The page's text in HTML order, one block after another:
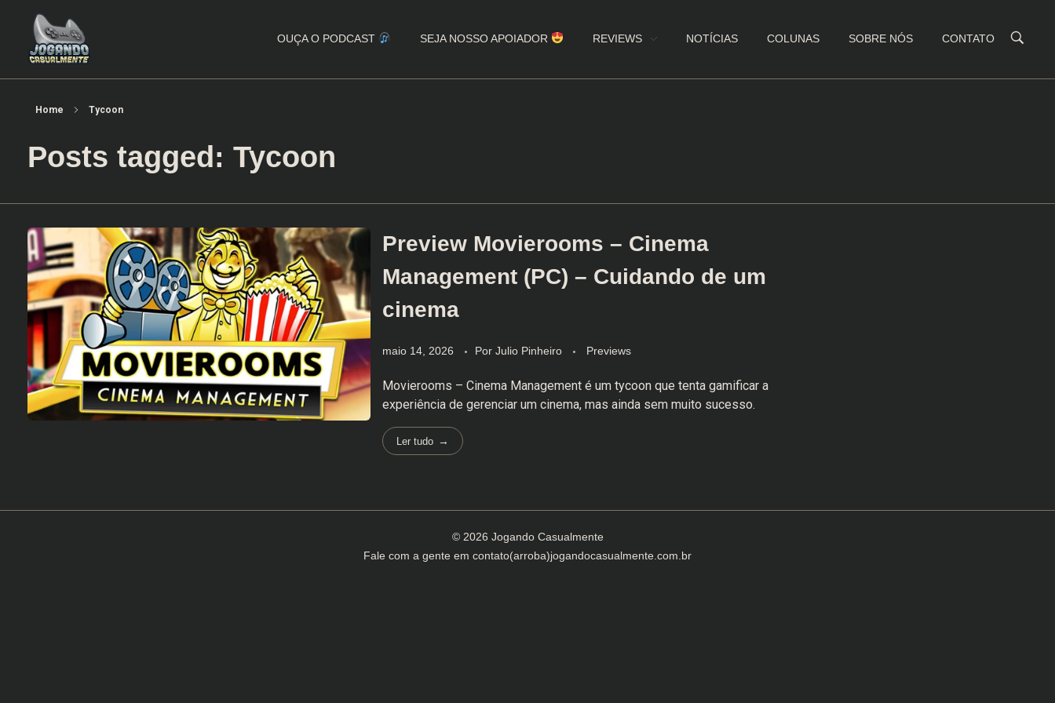
OUÇA O PODCAST SEJA NOSSO APOIADOR REVIEWS NOTÍCIAS COLUNAS SOBRE NÓS CONTATO
Home Tycoon
Posts tagged: Tycoon
Preview Movierooms – Cinema
Management (PC) – Cuidando de um
cinema
maio 14, 2026 Por Julio Pinheiro Previews
Movierooms – Cinema Management é um tycoon que tenta gamificar a
experiência de gerenciar um cinema, mas ainda sem muito sucesso.
Ler tudo
© 2026 Jogando Casualmente
Fale com a gente em contato(arroba)jogandocasualmente.com.br